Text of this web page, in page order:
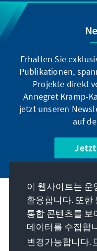
Erhalten Sie
Publikationen,
Projekte direkt
Annegret Kramp-
jetzt unseren
auf
우리의 과제
연락처
이 웹사이트는 운
활용합니다. 또한
통합 콘텐츠를 보
데이터를 수집합
변경가능합니다.